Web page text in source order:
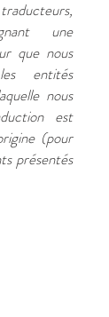
une
que nous
entités
nous
est
(pour
présentés